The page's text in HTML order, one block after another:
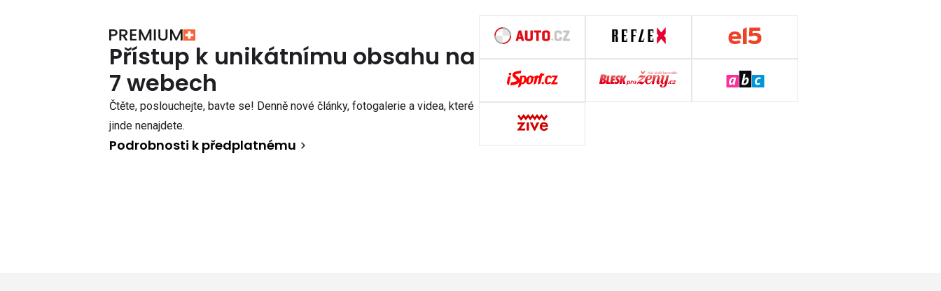
Přístup k unikátnímu obsahu na
7 webech
Čtěte, poslouchejte, bavte se! Denně nové články, fotogalerie a videa, které
jinde nenajdete.
Podrobnosti k předplatnému